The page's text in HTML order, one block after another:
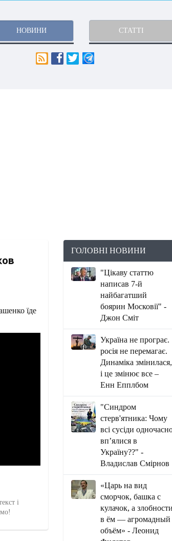
НОВИНИ СТАТТІ
їде
і
ГОЛОВНІ НОВИНИ
"Цікаву статтю
написав 7-й
найбагатший
боярин Московії" -
Джон Сміт
Україна не програє.
росія не перемагає.
Динаміка змінилася,
і це змінює все –
Енн Епплбом
"Синдром
стерв'ятника: Чому
всі сусіди
вп’ялися в
Україну??" -
Владислав Смірнов
«Царь на вид
сморчок, башка с
кулачок, а злобности
в ём — агромадный
объём» - Леонид